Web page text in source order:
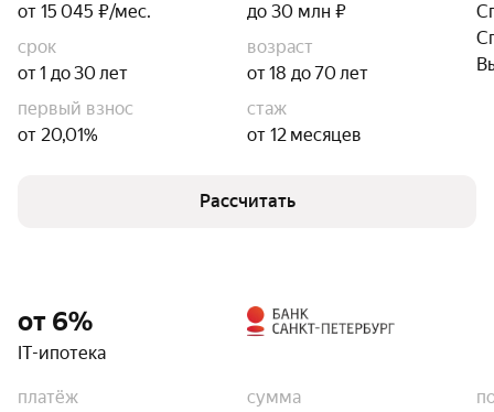
от 15 045 ₽/мес.
до 30 млн ₽
срок
от 1 до 30 лет
возраст
от 18 до 70 лет
первый взнос
от 20,01%
стаж
от 12 месяцев
Рассчитать
от 6%
IT-ипотека
платёж
сумма